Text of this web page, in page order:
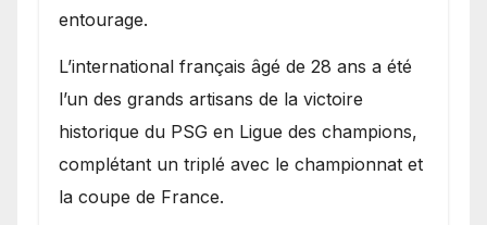
entourage.
L’international français âgé de 28 ans a été
l’un des grands artisans de la victoire
historique du PSG en Ligue des champions,
complétant un triplé avec le championnat et
la coupe de France.